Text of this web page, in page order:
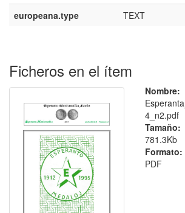
europeana.type
TEXT
Ficheros en el ítem
Nombre:
4_n2.pdf
Tamaño:
781.3Kb
Formato:
PDF